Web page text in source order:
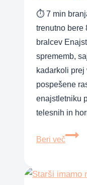
igra
za
celo
⏱ 7 min
trenutno bere
bralcev
sprememb,
kadarkoli
pospešene
enajstletniku
telesnih in
Beri več
Razvoj